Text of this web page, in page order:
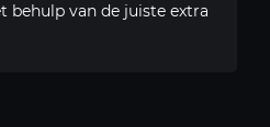
behulp van de juiste extra